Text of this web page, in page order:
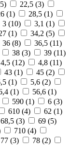
5) 22,5 (3)
(1) 28,5 (1)
3 (10) 3,1 (1)
(1) 34,2 (5)
36 (8) 36,5 (11)
38 (3) 39 (11)
4,5 (12) 4,8 (11)
43 (1) 45 (2)
(1) 5,6 (2)
(1) 56,6 (1)
590 (1) 6 (3)
610 (4) 62 (1)
68,5 (3) 69 (5)
710 (4)
77 (3) 78 (2)